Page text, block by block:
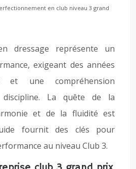
en club niveau 3 grand
dressage représente un
exigeant des années
et une compréhension
La quête de la
et de la fluidité est
fournit des clés pour
au niveau Club 3.